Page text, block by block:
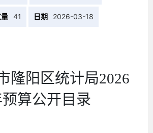
41 日期 2026-03-18
隆阳区统计局2026
算公开 目录